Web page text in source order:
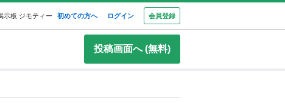
示板 ジモティー 初めての方へ ログイン 会員登録
投稿画面へ (無料)